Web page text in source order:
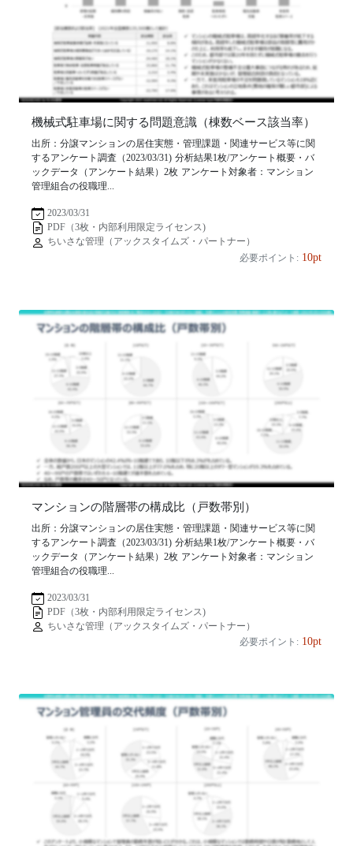
機械式駐車場に関する問題意識（棟数ベース該当率）
出所：分譲マンションの居住実態・管理課題・関連サービス等に関
するアンケート調査（2023/03/31) 分析結果1枚/アンケート概要・バ
ックデータ（アンケート結果）2枚 アンケート対象者：マンション
管理組合の役職理...
2023/03/31
PDF（3枚・内部利用限定ライセンス)
ちいさな管理（アックスタイムズ・パートナー）
必要ポイント: 10pt
マンションの階層帯の構成比（戸数帯別）
出所：分譲マンションの居住実態・管理課題・関連サービス等に関
するアンケート調査（2023/03/31) 分析結果1枚/アンケート概要・バ
ックデータ（アンケート結果）2枚 アンケート対象者：マンション
管理組合の役職理...
2023/03/31
PDF（3枚・内部利用限定ライセンス)
ちいさな管理（アックスタイムズ・パートナー）
必要ポイント: 10pt